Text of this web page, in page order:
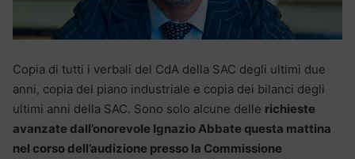
Copia di tutti i verbali del CdA della SAC degli ultimi due
anni, copia del piano industriale e copia dei bilanci degli
ultimi anni della SAC. Sono solo alcune delle richieste
avanzate dall’onorevole Ignazio Abbate questa mattina
nel corso dell’audizione presso la Commissione